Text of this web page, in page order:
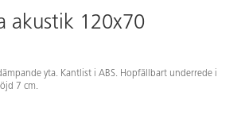
akustik 120x70
yta. Kantlist i ABS. Hopfällbart underrede i
7 cm.